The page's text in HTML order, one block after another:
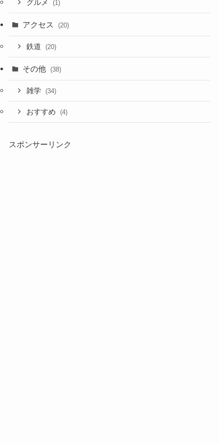
グルメ (1)
アクセス (20)
鉄道 (20)
その他 (38)
雑学 (34)
おすすめ (4)
スポンサーリンク